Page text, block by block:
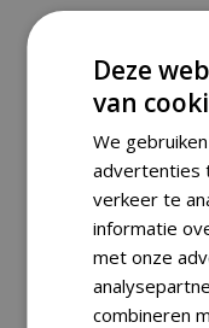
HAWK
SALE
Deze
van
We
advertenties
verkeer te
informatie
met onze
combineren